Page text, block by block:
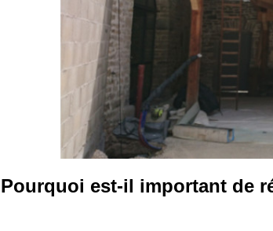
Pourquoi est-il important de